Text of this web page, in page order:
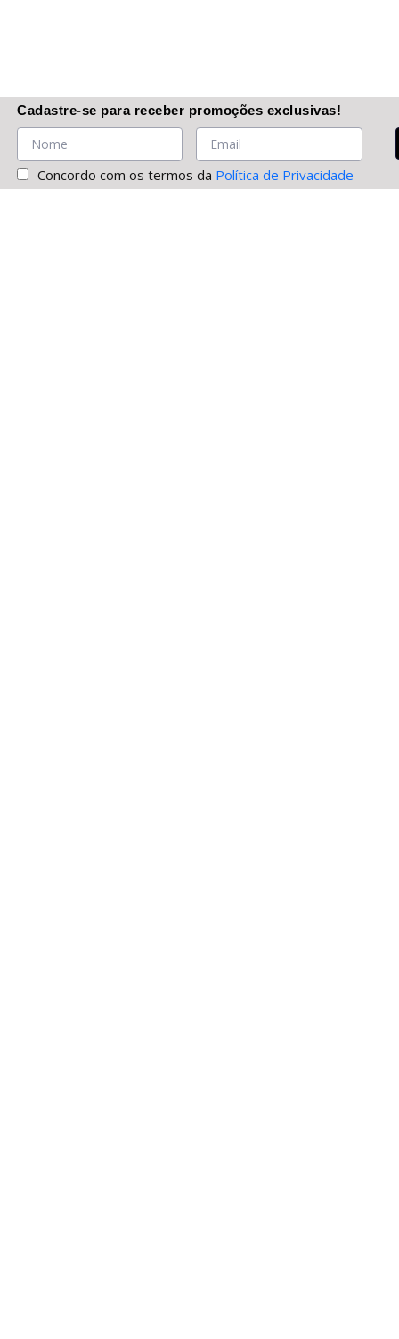
Cadastre-se para receber promoções exclusivas!
Concordo com os termos da Política de Privacidade